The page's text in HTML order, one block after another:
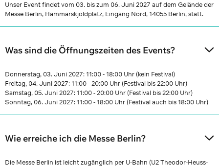
Unser Event findet vom 03. bis zum 06. Juni 2027 auf dem Gelände der
Messe Berlin, Hammarskjöldplatz, Eingang Nord, 14055 Berlin, statt.
Was sind die Öffnungszeiten des Events?
Donnerstag, 03. Juni 2027: 11:00 - 18:00 Uhr (kein Festival)
Freitag, 04. Juni 2027: 11:00 - 20:00 Uhr (Festival bis 22:00 Uhr)
Samstag, 05. Juni 2027: 11:00 - 20:00 Uhr (Festival bis 22:00 Uhr)
Sonntag, 06. Juni 2027: 11:00 - 18:00 Uhr (Festival auch bis 18:00 Uhr)
Wie erreiche ich die Messe Berlin?
Die Messe Berlin ist leicht zugänglich per U-Bahn (U2 Theodor-Heuss-